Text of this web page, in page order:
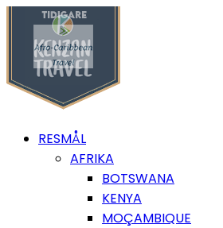
RESMÅL
AFRIKA
BOTSWANA
KENYA
MOÇAMBIQUE